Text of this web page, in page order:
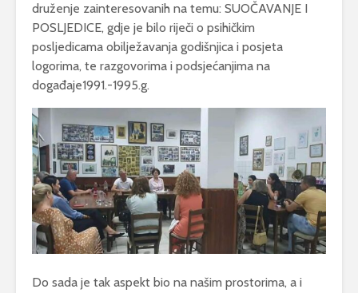
druženje zainteresovanih na temu: SUOČAVANJE I
POSLJEDICE, gdje je bilo riječi o psihičkim
posljedicama obilježavanja godišnjica i posjeta
logorima, te razgovorima i podsjećanjima na
događaje1991.-1995.g.
Do sada je tak aspekt bio na našim prostorima, a i